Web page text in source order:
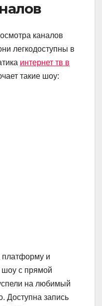
каналов
легкодоступны в
интернет тв в
такие шоу:
платформу и
с прямой
на любимый
Доступна запись